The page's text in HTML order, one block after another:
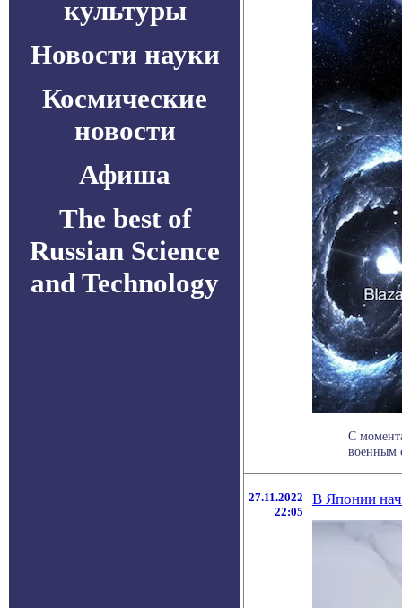
культуры
Новости науки
Космические
новости
Афиша
The best of
Russian Science
and Technology
С
военным
27.11.2022
22:05
В Японии